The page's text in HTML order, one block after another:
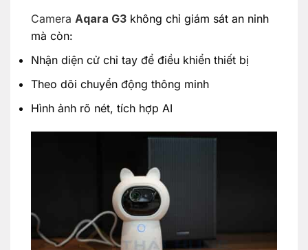
Camera Aqara G3không chỉ giám sát an ninh
mà còn:
Nhận diện cử chỉ tay để điều khiển thiết bị
Theo dõi chuyển động thông minh
Hình ảnh rõ nét, tích hợp AI